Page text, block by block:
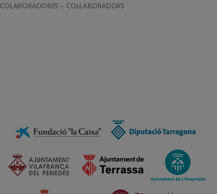
COLABORADORES – COL·LABORADORS